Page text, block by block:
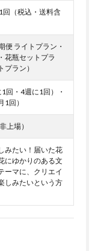
回（税込・送料含
便 ライトプラン・
花瓶セットプラ
プラン）
回・4週に1回）・
1回）
上場）
みたい！届いた花
にゆかりのある文
ーマに、クリエイ
しみたいという方